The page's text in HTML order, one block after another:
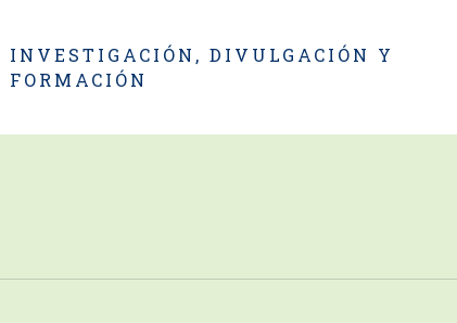
INVESTIGACIÓN, DIVULGACIÓN Y
FORMACIÓN